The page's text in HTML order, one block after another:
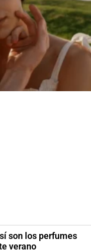
son los perfumes
verano